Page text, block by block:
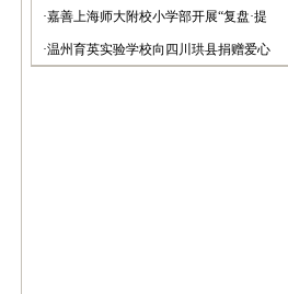
日活动(图)
·嘉善上海师大附校小学部开展“复盘·提
升”活动(图)
·温州育英实验学校向四川珙县捐赠爱心